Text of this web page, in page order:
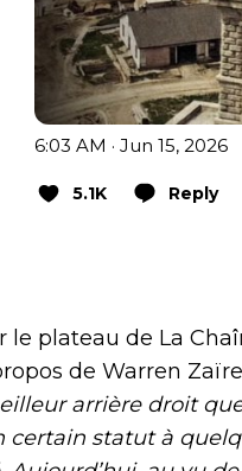
6:03 AM · Jun 15, 2026
5.1K Reply
le plateau de La
de Warren
arrière droit
certain statut à